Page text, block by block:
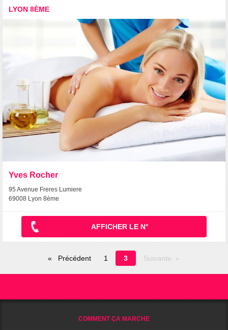
LYON 8ÈME
Yves Rocher
95 Avenue Freres Lumiere
69008 Lyon 8ème
AFFICHER LE N°
Précédent 1
Page
en
3 Suivante
COMMENT ÇA MARCHE